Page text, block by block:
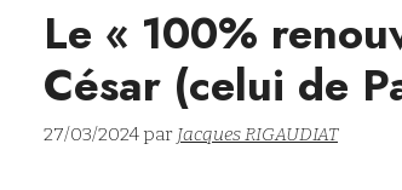
Le « 100%
César (celui de
27/03/2024 par Jacques RIGAUDIAT